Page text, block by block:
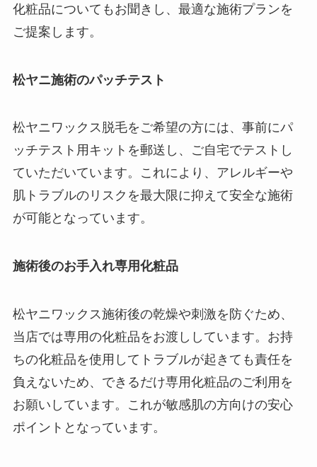
化粧品についてもお聞きし、最適な施術プランを
ご提案します。
松ヤニ施術のパッチテスト
松ヤニワックス脱毛をご希望の方には、事前にパ
ッチテスト用キットを郵送し、ご自宅でテストし
ていただいています。これにより、アレルギーや
肌トラブルのリスクを最大限に抑えて安全な施術
が可能となっています。
施術後のお手入れ専用化粧品
松ヤニワックス施術後の乾燥や刺激を防ぐため、
当店では専用の化粧品をお渡ししています。お持
ちの化粧品を使用してトラブルが起きても責任を
負えないため、できるだけ専用化粧品のご利用を
お願いしています。これが敏感肌の方向けの安心
ポイントとなっています。